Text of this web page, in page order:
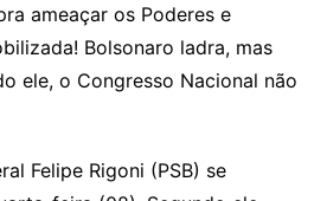
ameaçar os Poderes e
Bolsonaro ladra, mas
ele, o Congresso Nacional não
Felipe Rigoni (PSB) se